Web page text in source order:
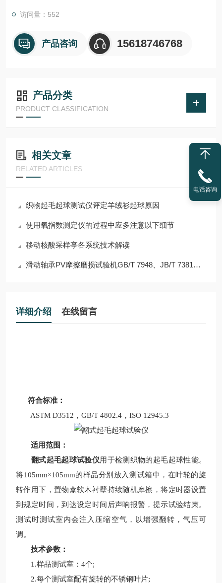
访问量：552
产品咨询 15618746768
产品分类
PRODUCT CLASSIFICATION
相关文章
RELATED ARTICLES
织物起毛起球测试仪评定羊绒衫起球原因
使用氧指数测定仪的过程中应多注意以下细节
移动核酸采样亭各系统技术解读
滑动轴承PV摩擦磨损试验机GB/T 7948、JB/T 7381轴承PV值测定
详细介绍 在线留言
符合标准：
ASTM D3512，GB/T 4802.4，ISO 12945.3
适用范围：
翻式起毛起球试验仪用于检测织物的起毛起球性能。
将105mm×105mm的样品分别放入测试箱中，在叶轮的旋
转作用下，置物盒软木衬壁持续随机摩擦，将定时器设置
到规定时间，到达设定时间后声响报警，提示试验结束。
测试时测试室内会注入压缩空气，以增强翻转，气压可
调。
技术参数：
1.样品测试室：4个;
2.每个测试室配有旋转的不锈钢叶片;
电话咨询